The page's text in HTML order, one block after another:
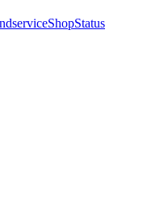
ShopStatus